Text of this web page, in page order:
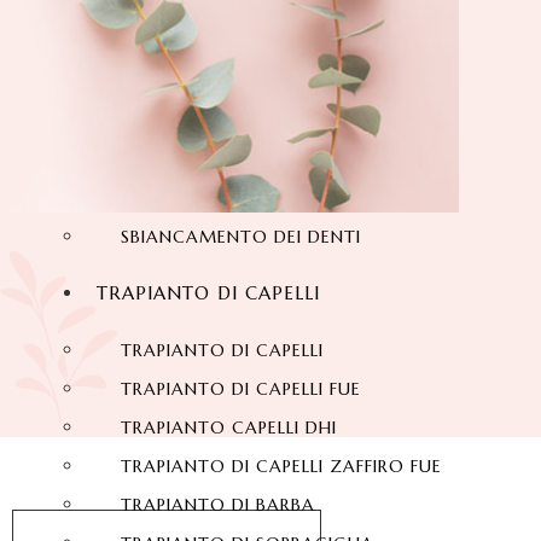
SORRISO HOLLYWOODIANO
DENTI IN ZIRCONIO
DENTALI LAMINATO
FACCETTE DI PORCELLANA
FACCETTE DENTALI
IMPIANTI DENTALI
SBIANCAMENTO DEI DENTI
TRAPIANTO DI CAPELLI
TRAPIANTO DI CAPELLI
TRAPIANTO DI CAPELLI FUE
TRAPIANTO CAPELLI DHI
TRAPIANTO DI CAPELLI ZAFFIRO FUE
TRAPIANTO DI BARBA